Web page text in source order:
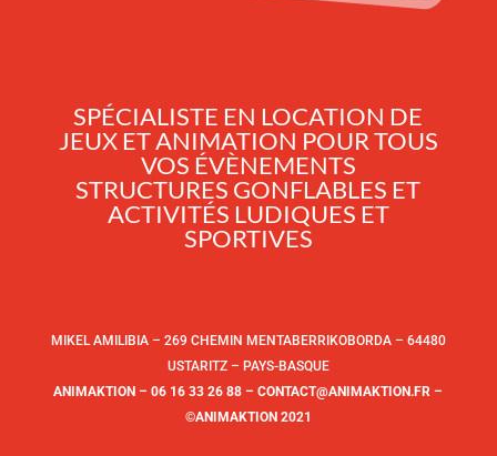
SPÉCIALISTE EN LOCATION DE
JEUX ET ANIMATION POUR TOUS
VOS ÉVÈNEMENTS
STRUCTURES GONFLABLES ET
ACTIVITÉS LUDIQUES ET
SPORTIVES
MIKEL AMILIBIA – 269 CHEMIN MENTABERRIKOBORDA – 64480
USTARITZ – PAYS-BASQUE
ANIMAKTION – 06 16 33 26 88 – CONTACT@ANIMAKTION.FR –
©ANIMAKTION 2021